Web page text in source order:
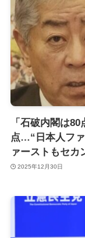
「石破内閣は
点…“日本人フ
ァーストもセカ
2025年12月30日